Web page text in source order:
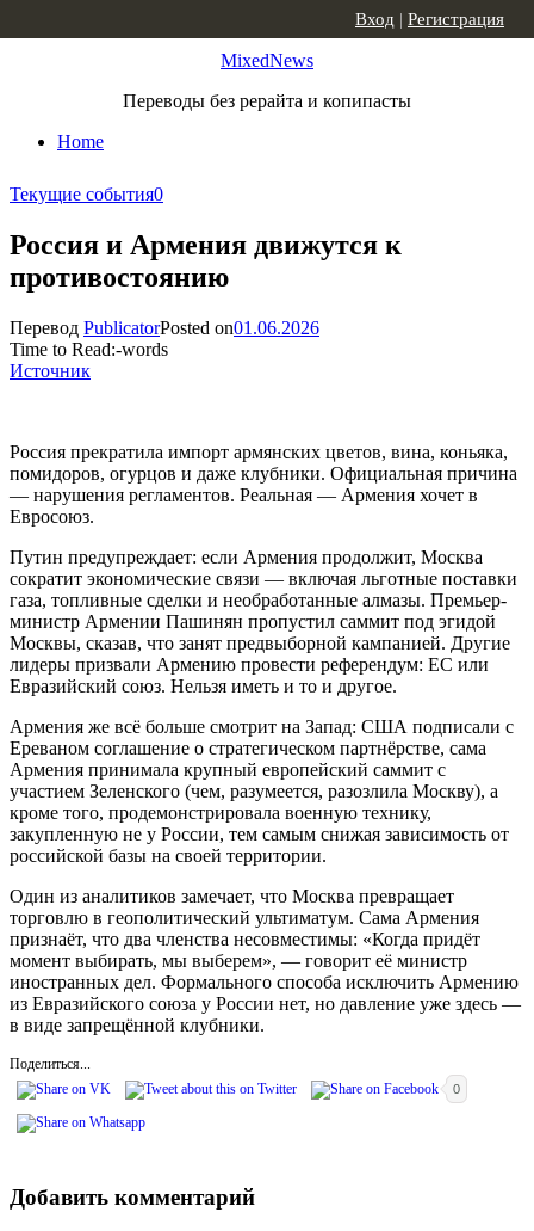
MixedNews
Переводы без рерайта и копипасты
Home
Вход | Регистрация
Текущие события0
Россия и Армения движутся к
противостоянию
Перевод PublicatorPosted on01.06.2026
Time to Read:-words
Источник
Россия прекратила импорт армянских цветов, вина, коньяка,
помидоров, огурцов и даже клубники. Официальная причина
— нарушения регламентов. Реальная — Армения хочет в
Евросоюз.
Путин предупреждает: если Армения продолжит, Москва
сократит экономические связи — включая льготные поставки
газа, топливные сделки и необработанные алмазы. Премьер-
министр Армении Пашинян пропустил саммит под эгидой
Москвы, сказав, что занят предвыборной кампанией. Другие
лидеры призвали Армению провести референдум: ЕС или
Евразийский союз. Нельзя иметь и то и другое.
Армения же всё больше смотрит на Запад: США подписали с
Ереваном соглашение о стратегическом партнёрстве, сама
Армения принимала крупный европейский саммит с
участием Зеленского (чем, разумеется, разозлила Москву), а
кроме того, продемонстрировала военную технику,
закупленную не у России, тем самым снижая зависимость от
российской базы на своей территории.
Один из аналитиков замечает, что Москва превращает
торговлю в геополитический ультиматум. Сама Армения
признаёт, что два членства несовместимы: «Когда придёт
момент выбирать, мы выберем», — говорит её министр
иностранных дел. Формального способа исключить Армению
из Евразийского союза у России нет, но давление уже здесь —
в виде запрещённой клубники.
Поделиться...
0
Добавить комментарий